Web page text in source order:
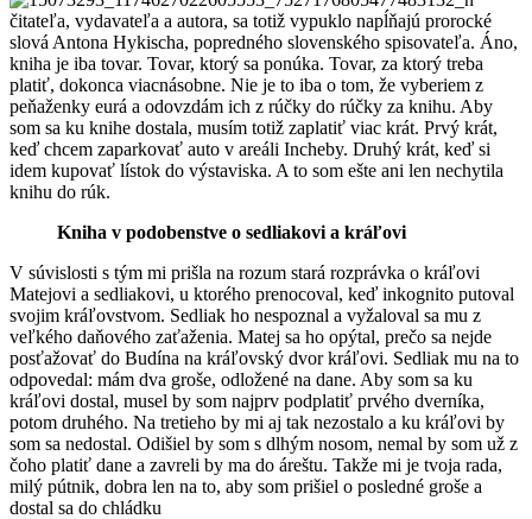
čitateľa, vydavateľa a autora, sa totiž vypuklo napĺňajú prorocké
slová Antona Hykischa, popredného slovenského spisovateľa. Áno,
kniha je iba tovar. Tovar, ktorý sa ponúka. Tovar, za ktorý treba
platiť, dokonca viacnásobne. Nie je to iba o tom, že vyberiem z
peňaženky eurá a odovzdám ich z rúčky do rúčky za knihu. Aby
som sa ku knihe dostala, musím totiž zaplatiť viac krát. Prvý krát,
keď chcem zaparkovať auto v areáli Incheby. Druhý krát, keď si
idem kupovať lístok do výstaviska. A to som ešte ani len nechytila
knihu do rúk.
Kniha v podobenstve o sedliakovi a kráľovi
V súvislosti s tým mi prišla na rozum stará rozprávka o kráľovi
Matejovi a sedliakovi, u ktorého prenocoval, keď inkognito putoval
svojim kráľovstvom. Sedliak ho nespoznal a vyžaloval sa mu z
veľkého daňového zaťaženia. Matej sa ho opýtal, prečo sa nejde
posťažovať do Budína na kráľovský dvor kráľovi. Sedliak mu na to
odpovedal: mám dva groše, odložené na dane. Aby som sa ku
kráľovi dostal, musel by som najprv podplatiť prvého dverníka,
potom druhého. Na tretieho by mi aj tak nezostalo a ku kráľovi by
som sa nedostal. Odišiel by som s dlhým nosom, nemal by som už z
čoho platiť dane a zavreli by ma do áreštu. Takže mi je tvoja rada,
milý pútnik, dobra len na to, aby som prišiel o posledné groše a
dostal sa do chládku